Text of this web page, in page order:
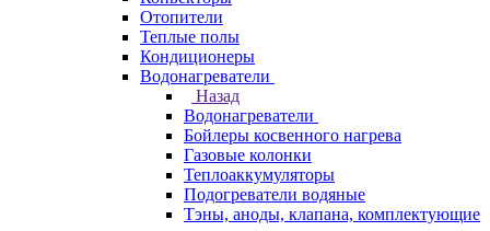
Отопители
Теплые полы
Кондиционеры
Водонагреватели
Назад
Водонагреватели
Бойлеры косвенного нагрева
Газовые колонки
Теплоаккумуляторы
Подогреватели водяные
Тэны, аноды, клапана, комплектующие